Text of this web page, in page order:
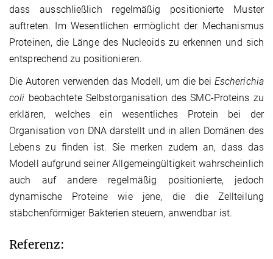
dass ausschließlich regelmäßig positionierte Muster
auftreten. Im Wesentlichen ermöglicht der Mechanismus
Proteinen, die Länge des Nucleoids zu erkennen und sich
entsprechend zu positionieren.
Die Autoren verwenden das Modell, um die bei Escherichia
coli beobachtete Selbstorganisation des SMC-Proteins zu
erklären, welches ein wesentliches Protein bei der
Organisation von DNA darstellt und in allen Domänen des
Lebens zu finden ist. Sie merken zudem an, dass das
Modell aufgrund seiner Allgemeingültigkeit wahrscheinlich
auch auf andere regelmäßig positionierte, jedoch
dynamische Proteine wie jene, die die Zellteilung
stäbchenförmiger Bakterien steuern, anwendbar ist.
Referenz: